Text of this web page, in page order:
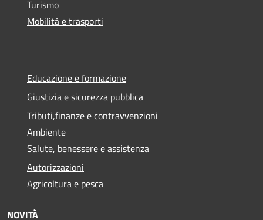
Turismo
Mobilità e trasporti
Educazione e formazione
Giustizia e sicurezza pubblica
Tributi,finanze e contravvenzioni
Ambiente
Salute, benessere e assistenza
Autorizzazioni
Agricoltura e pesca
NOVITÀ